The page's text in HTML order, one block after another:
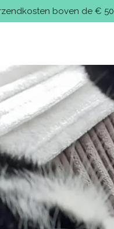
boven de € 50